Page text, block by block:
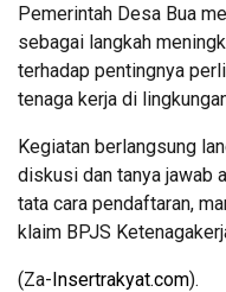
Pemerintah Desa Bua
sebagai langkah
terhadap pentingnya
tenaga kerja di
Kegiatan berlangsung
diskusi dan tanya jawab
tata cara pendaftaran,
klaim BPJS
(Za-Insertrakyat.com).